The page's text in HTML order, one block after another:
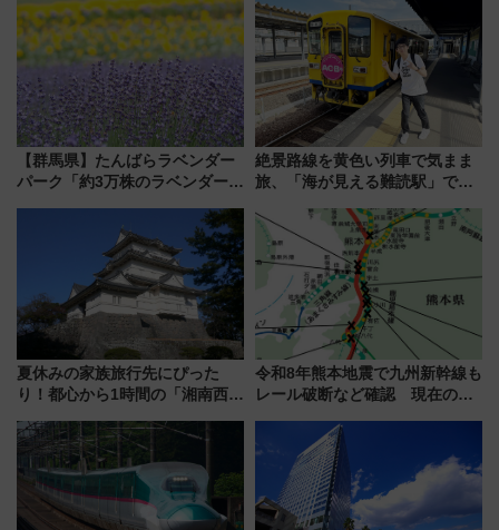
ブ」今秋登場 ―予測不能の恐
怖に泣き叫べ―
会」は8月11日開催！
【群馬県】たんばらラベンダー
パーク「約3万株のラベンダー」
で都心から約1時間半で夏の絶景
絶景路線を黄色い列車で気まま
旅、「海が見える難読駅」で幸
「新・鉄道ひとり旅」279回目
の舞台は「島原鉄道」
夏休みの家族旅行先にぴった
り！都心から1時間の「湘南西エ
島とは異なる魅力を持つ今夏の
注目スポット
令和8年熊本地震で九州新幹線も
レール破断など確認 現在の運